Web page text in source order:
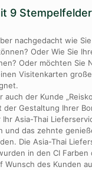
9
nachgedacht wie
Oder Wie Sie
Oder möchten Sie
Visitenkarten
auch der Kunde
der Gestaltung Ihrer
Asia-Thai
und das zehnte
Die Asia-Thai
in den CI
des Kunden